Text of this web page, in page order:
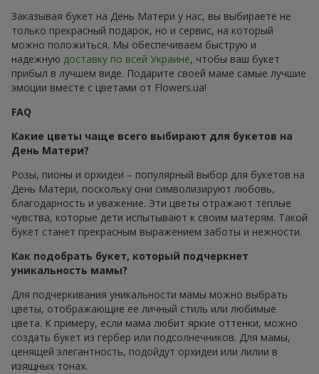
Заказывая букет на День Матери у нас, вы выбираете не
только прекрасный подарок, но и сервис, на который
можно положиться. Мы обеспечиваем быструю и
надежную доставку по всей Украине, чтобы ваш букет
прибыл в лучшем виде. Подарите своей маме самые лучшие
эмоции вместе с цветами от Flowers.ua!
FAQ
Какие цветы чаще всего выбирают для букетов на
День Матери?
Розы, пионы и орхидеи – популярный выбор для букетов на
День Матери, поскольку они символизируют любовь,
благодарность и уважение. Эти цветы отражают тёплые
чувства, которые дети испытывают к своим матерям. Такой
букет станет прекрасным выражением заботы и нежности.
Как подобрать букет, который подчеркнет
уникальность мамы?
Для подчеркивания уникальности мамы можно выбрать
цветы, отображающие ее личный стиль или любимые
цвета. К примеру, если мама любит яркие оттенки, можно
создать букет из гербер или подсолнечников. Для мамы,
ценящей элегантность, подойдут орхидеи или лилии в
изящных тонах.